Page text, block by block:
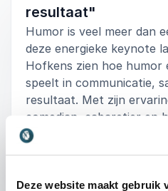
Deze website maakt gebruik
resultaat"
Humor is veel meer dan
deze energieke keynote
Hofkens zien hoe humor
speelt in communicatie,
resultaat. Met zijn
comedian, cabaretier en
het publiek mee in de
teams.